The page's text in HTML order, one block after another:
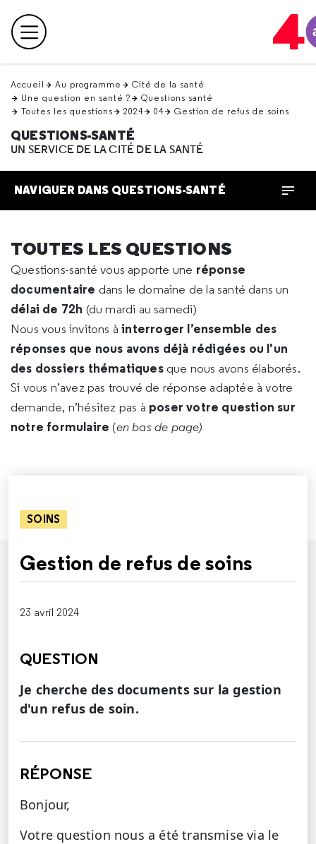
en
haut Menu principal
Accueil Au programme
Cité de la santé
Une question en santé ?
Questions santé
Toutes les questions
2024 04 Gestion de refus de soins
QUESTIONS-SANTÉ
UN SERVICE DE LA CITÉ DE LA SANTÉ
NAVIGUER DANS QUESTIONS-SANTÉ
TOUTES LES QUESTIONS
Questions-santé vous apporte une réponse
documentaire dans le domaine de la santé dans un
délai de 72h (du mardi au samedi)
Nous vous invitons àinterroger l’ensemble des
réponses que nous avons déjà rédigées ou l’un
des dossiers thématiques que nous avons élaborés.
Si vous n’avez pas trouvé de réponse adaptée à votre
demande, n’hésitez pas à poser votre question sur
notre formulaire (en bas de page)
SOINS
Gestion de refus de soins
23 avril 2024
QUESTION
Je cherche des documents sur la gestion
d'un refus de soin.
RÉPONSE
Bonjour,
Votre question nous a été transmise via le